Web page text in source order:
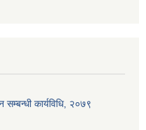
सम्बन्धी कार्यविधि, २०७९